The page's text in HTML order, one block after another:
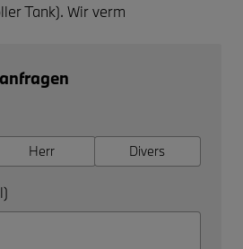
Tank). Wir verm
Herr Divers